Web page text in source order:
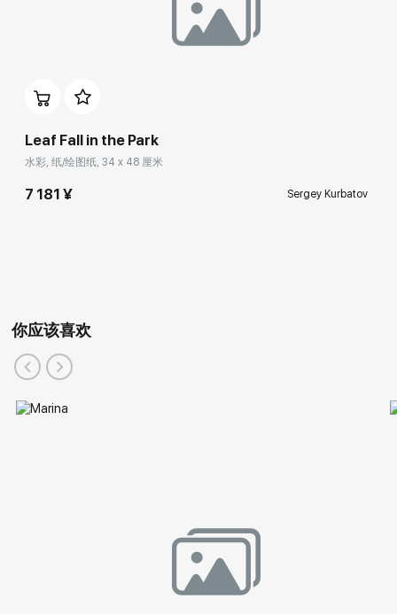
Leaf Fall in the Park
水彩, 纸/绘图纸, 34 x 48 厘米
7 181 ¥ Sergey Kurbatov
你应该喜欢